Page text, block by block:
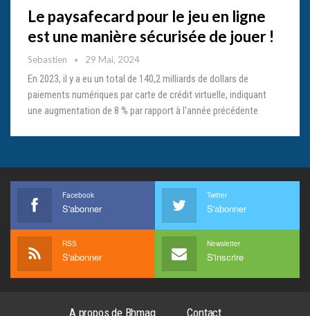
Le paysafecard pour le jeu en ligne
est une manière sécurisée de jouer !
Sebastien 29 Mai, 2024
En 2023, il y a eu un total de 140,2 milliards de dollars de
paiements numériques par carte de crédit virtuelle, indiquant
une augmentation de 8 % par rapport à l'année précédente
Facebook
S'abonner
Twitter
S'abonner
RSS
S'abonner
Newsletter
S'inscrire
A propos de Bhmag Contact